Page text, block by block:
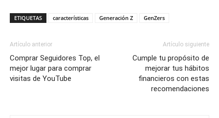
ETIQUETAS características Generación Z GenZers
Artículo anterior
Comprar Seguidores Top, el
mejor lugar para comprar
visitas de YouTube
Artículo siguiente
Cumple tu propósito de
mejorar tus hábitos
financieros con estas
recomendaciones